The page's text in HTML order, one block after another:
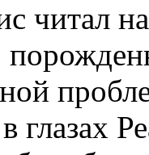
читал
глазах